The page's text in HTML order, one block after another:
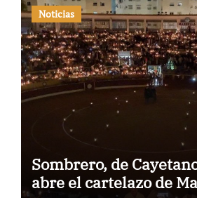
Noticias
Sombrero, de
abre el cartelazo de